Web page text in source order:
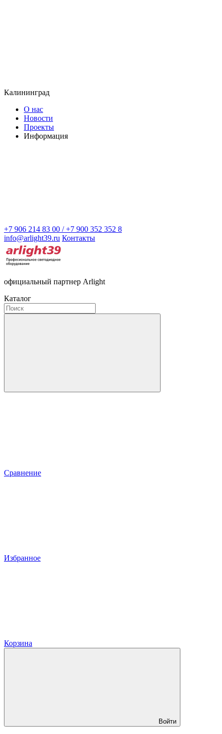
Калининград
О нас
Новости
Проекты
Информация
+7 906 214 83 00 / +7 900 352 352 8
info@arlight39.ru Контакты
официальный партнер Arlight
Каталог
Сравнение
Избранное
Корзина
Войти